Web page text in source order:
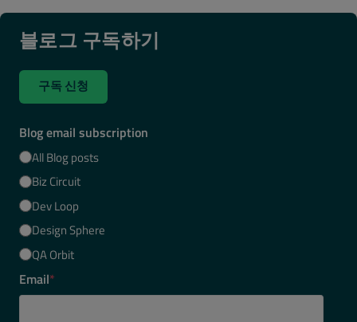
블로그 구독하기
구독 신청
Blog email subscription
All Blog posts
Biz Circuit
Dev Loop
Design Sphere
QA Orbit
Email*